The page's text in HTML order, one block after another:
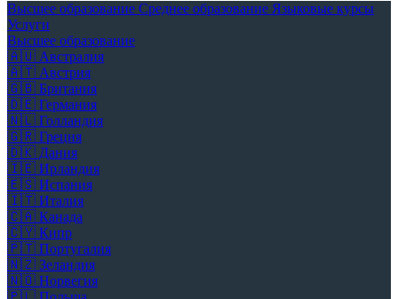
Высшее образование Среднее образование Языковые курсы
Услуги
Высшее образование
🇦🇺 Австралия
🇦🇹 Австрия
🇬🇧 Британия
🇩🇪 Германия
🇳🇱 Голландия
🇬🇷 Греция
🇩🇰 Дания
🇮🇪 Ирландия
🇪🇸 Испания
🇮🇹 Италия
🇨🇦 Канада
🇨🇾 Кипр
🇵🇹 Португалия
🇳🇿 Зеландия
🇳🇴 Норвегия